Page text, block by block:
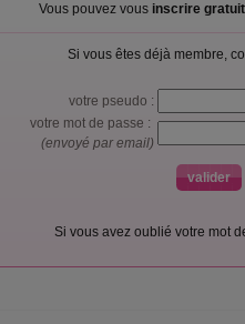
Vous pouvez vous inscrire
Si vous êtes déjà membre,
votre pseudo :
votre mot de passe :
(envoyé par email)
Si vous avez oublié votre mot